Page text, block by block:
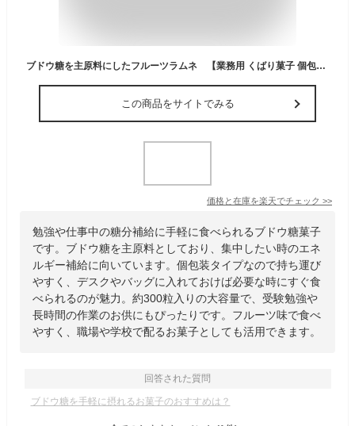
ブドウ糖を主原料にしたフルーツラムネ 【業務用 くばり菓子 個包装 ぶどう糖 受験 脳の栄養 配る 合格】1kg 約300粒入り
この商品をサイトでみる
価格と在庫を楽天でチェック >>
勉強や仕事中の糖分補給に手軽に食べられるブドウ糖菓子
です。ブドウ糖を主原料としており、集中したい時のエネ
ルギー補給に向いています。個包装タイプなので持ち運び
やすく、デスクやバッグに入れておけば必要な時にすぐ食
べられるのが魅力。約300粒入りの大容量で、受験勉強や
長時間の作業のお供にもぴったりです。フルーツ味で食べ
やすく、職場や学校で配るお菓子としても活用できます。
回答された質問
ブドウ糖を手軽に摂れるお菓子のおすすめは？